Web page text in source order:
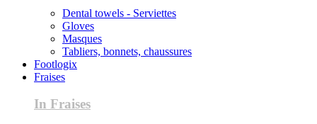
Dental towels - Serviettes
Gloves
Masques
Tabliers, bonnets, chaussures
Footlogix
Fraises
In Fraises